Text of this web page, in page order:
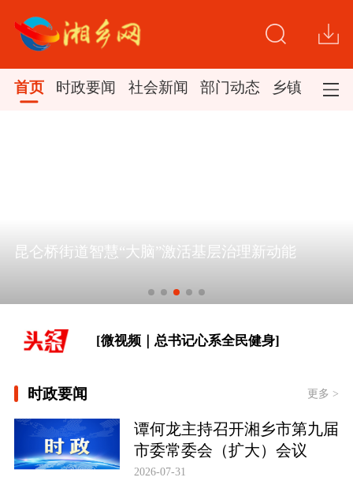
首页 时政要闻 社会新闻 部门动态 乡镇新闻
昆仑桥街道智慧“大脑”激活基层治理新动能
的创新理论]
设新局面——习近平总书记今年以来治
国理政纪实
[微视频｜总书记心系全民健身]
设新局面——习近平总书记今年以来治
国理政纪实
时政要闻 更多 >
谭何龙主持召开湘乡市第九届
市委常委会（扩大）会议
2026-07-31